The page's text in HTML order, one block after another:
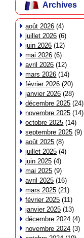
Archives
août 2026 (4)
juillet 2026 (6)
juin 2026 (12)
mai 2026 (6)
avril 2026 (12)
mars 2026 (14)
février 2026 (20)
janvier 2026 (28)
décembre 2025 (24)
novembre 2025 (14)
octobre 2025 (14)
septembre 2025 (9)
août 2025 (8)
juillet 2025 (4)
juin 2025 (4)
mai 2025 (9)
avril 2025 (16)
mars 2025 (21)
février 2025 (11)
janvier 2025 (13)
décembre 2024 (4)
novembre 2024 (3)